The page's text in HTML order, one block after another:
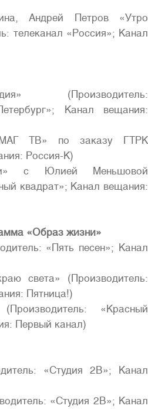
Андрей Петров «Утро
телеканал «Россия»; Канал
(Производитель:
Канал вещания:
ТВ» по заказу ГТРК
Россия-К)
с Юлией Меньшовой
квадрат»; Канал вещания:
«Образ жизни»
«Пять песен»; Канал
света» (Производитель:
Пятница!)
«Красный
Первый канал)
«Студия 2В»; Канал
«Студия 2В»; Канал